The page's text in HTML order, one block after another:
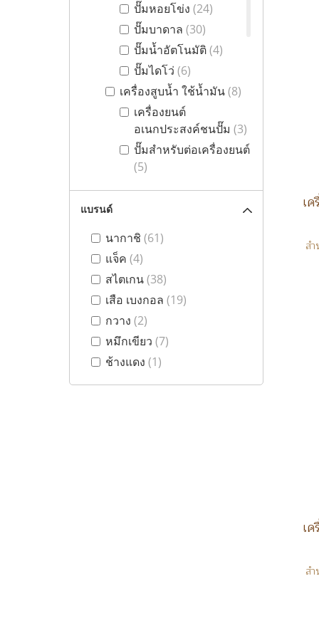
ส
ส
ปั๊มหอยโข่ง (24)
ปั๊มบาดาล (30)
ปั๊มน้ำอัตโนมัติ(4)
ปั๊มไดโว่ (6)
เครื่องสูบน้ำ ใช้น้ำมัน(8)
เครื่องยนต์
อเนกประสงค์ชนปั๊ม (3)
ปั๊มสำหรับต่อเครื่องยนต์
(5)
อุปกรณ์พ่นยา(26)
(9)
เครื่องพ่นยาใช้น้ำมัน
(3)
เครื่องพ่นปุ๋ย พ่นเมล็ด
(5)
เครื่องพ่นยา 3 สูบ
สายพ่นยา
เครื่องตัดหญ้า(4)
แบรนด์
นากาชิ (61)
แจ็ค (4)
สไตเกน(38)
เสือ เบงกอล (19)
กวาง (2)
หมึกเขียว (7)
ช้างแดง (1)